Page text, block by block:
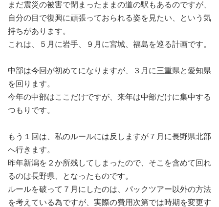
まだ震災の被害で閉まったままの道の駅もあるのですが、
自分の目で復興に頑張っておられる姿を見たい、という気
持ちがあります。
これは、５月に岩手、９月に宮城、福島を巡る計画です。
中部は今回が初めてになりますが、３月に三重県と愛知県
を回ります。
今年の中部はここだけですが、来年は中部だけに集中する
つもりです。
もう１回は、私のルールには反しますが７月に長野県北部
へ行きます。
昨年新潟を２か所残してしまったので、そこを含めて回れ
るのは長野県、となったものです。
ルールを破って７月にしたのは、パックツアー以外の方法
を考えている為ですが、実際の費用次第では時期を変更す